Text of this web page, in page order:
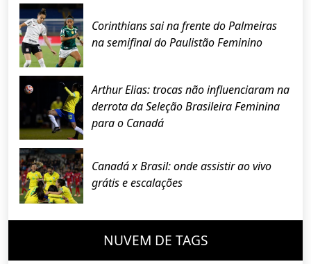
Corinthians sai na frente do Palmeiras
na semifinal do Paulistão Feminino
Arthur Elias: trocas não influenciaram na
derrota da Seleção Brasileira Feminina
para o Canadá
Canadá x Brasil: onde assistir ao vivo
grátis e escalações
NUVEM DE TAGS